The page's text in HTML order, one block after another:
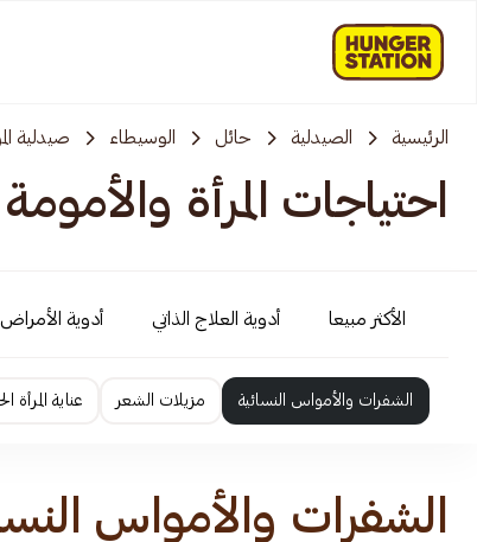
الرئيسية الصيدلية حائل الوسيطاء صيدلية
احتياجات المرأة والأمومة
الأكثر مبيعا أدوية العلاج الذاتي أدوية الأمراض
الشفرات والأمواس النسائية مزيلات الشعر عناية المرأة
الشفرات والأمواس